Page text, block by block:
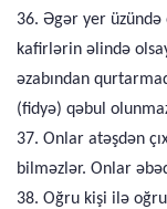
36. Əgər yer üzündə
kafirlərin əlində
əzabından
(fidyə) qəbul
37. Onlar atəşdən
bilməzlər. Onlar
38. Oğru kişi ilə